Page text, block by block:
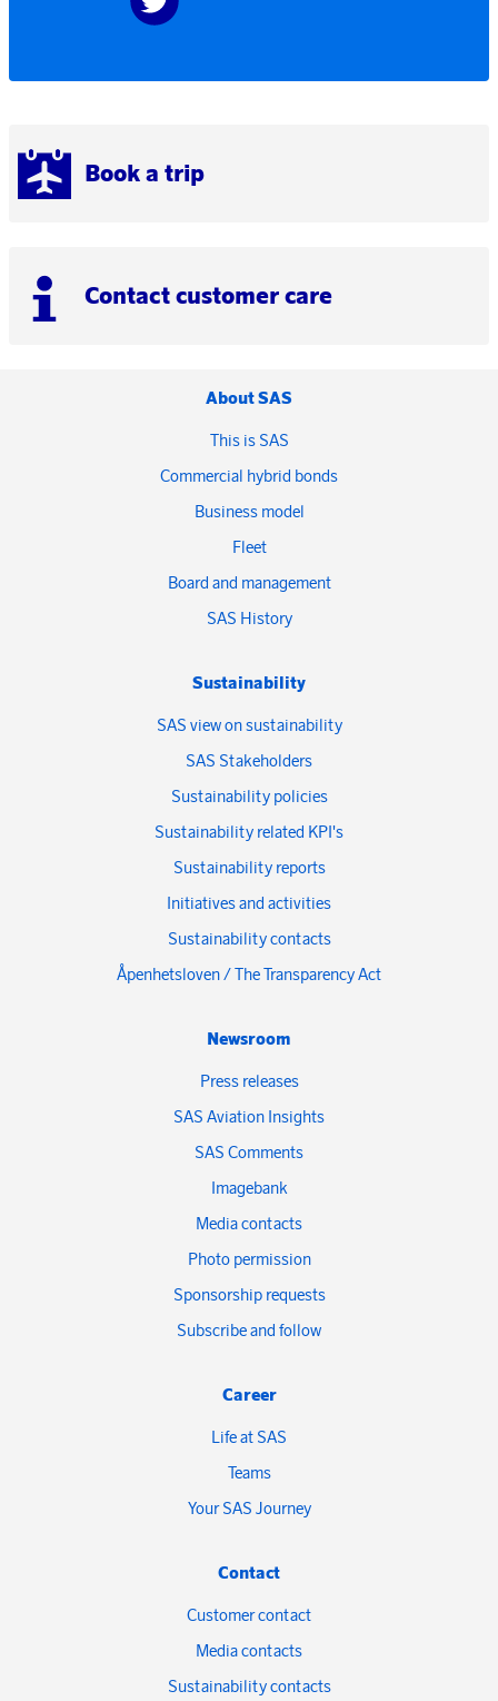
Book a trip
Contact customer care
About SAS
This is SAS
Commercial hybrid bonds
Business model
Fleet
Board and management
SAS History
Sustainability
SAS view on sustainability
SAS Stakeholders
Sustainability policies
Sustainability related KPI's
Sustainability reports
Initiatives and activities
Sustainability contacts
Åpenhetsloven / The Transparency Act
Newsroom
Press releases
SAS Aviation Insights
SAS Comments
Imagebank
Media contacts
Photo permission
Sponsorship requests
Subscribe and follow
Career
Life at SAS
Teams
Your SAS Journey
Contact
Customer contact
Media contacts
Sustainability contacts